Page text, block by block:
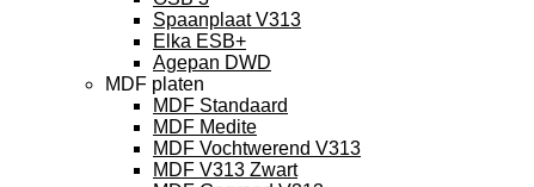
Spaanplaat V313
Elka ESB+
Agepan DWD
MDF platen
MDF Standaard
MDF Medite
MDF Vochtwerend V313
MDF V313 Zwart